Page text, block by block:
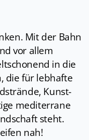
Mit der Bahn
vor allem
in die
die für lebhafte
Kunst-
mediterrane
steht.
nah!